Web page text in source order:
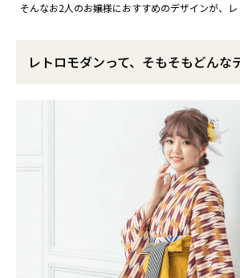
そんなお2人のお嬢様におすすめのデザインが、レ
レトロモダンって、そもそもどんな